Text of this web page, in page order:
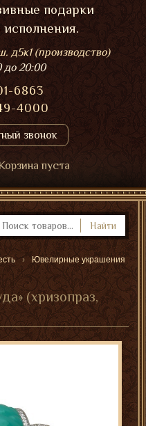
подарки
исполнения.
д5к1 (производство)
до 20:00
6863
4000
звонок
пуста
Найти
Ювелирные украшения
(хризопраз,